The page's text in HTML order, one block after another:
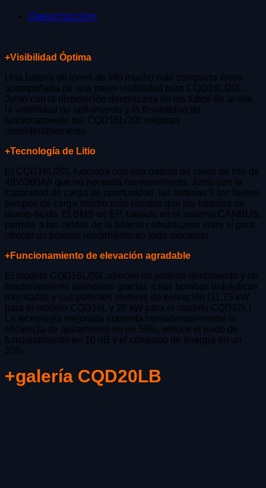
Descripción
+Visibilidad Óptima
Una batería de iones de litio mucho más compacta viene
acompañada de una mejor visibilidad para CQD16L/20L.
Junto con la disposición desplazada de los tubos de aceite,
la visibilidad de apilamiento y la flexibilidad de
funcionamiento del CQD16L/20L mejoran
considerablemente.
+Tecnología de Litio
El CQD16L/20L funciona con una batería de iones de litio de
48V/360Ah que no necesita mantenimiento. Junto con la
capacidad de carga de oportunidad, las baterías li-Ion tienen
tiempos de carga mucho más rápidos que las baterías de
plomo-ácido. El BMS de EP, basado en el sistema CANBUS,
permite a las celdas de la batería comunicarse entre sí para
ofrecer un potente rendimiento en todo momento.
+Funcionamiento de elevación agradable
El modelo CQD16L/20L ofrecen un potente rendimiento y un
funcionamiento silencioso gracias a sus bombas hidráulicas
mejoradas y sus potentes motores de elevación (11,75 kW
para el modelo CQD16L y 20 kW para el modelo CQD20L).
La tecnología mejorada aumenta considerablemente la
eficiencia de apilamiento en un 50%, reduce el ruido de
funcionamiento en 10 dB y el consumo de energía en un
30%.
+galería CQD20LB